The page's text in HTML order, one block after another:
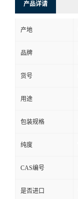
产品详请
产地
品牌
货号
用途
包装规格
纯度
CAS编号
是否进口